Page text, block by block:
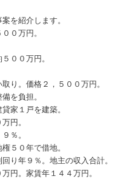
を紹介します。
０万円。
００万円。
り。価格２，５００万円。
を負担。
家１戸を建築。
円。
％。
５０年で借地。
り年９％。地主の収入合計。
円。家賃年１４４万円。